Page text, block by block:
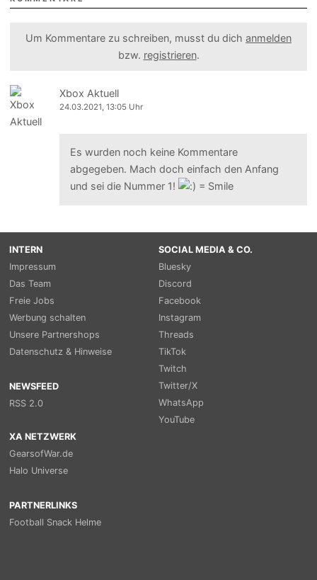
Um Kommentare zu schreiben, musst du dich anmelden
bzw. registrieren.
Xbox Aktuell
24.03.2021, 13:05 Uhr
Es wurden noch keine Kommentare
abgegeben. Mach doch einfach den Anfang
und sei die Nummer 1!
INTERN
Impressum
Das Team
Freie Jobs
Werbung schalten
Unsere Partnershops
Datenschutz & Hinweise
NEWSFEED
RSS 2.0
SOCIAL MEDIA & CO.
Bluesky
Discord
Facebook
Instagram
Threads
TikTok
Twitch
Twitter/X
WhatsApp
YouTube
XA NETZWERK
GearsofWar.de
Halo Universe
PARTNERLINKS
Football Snack Helme